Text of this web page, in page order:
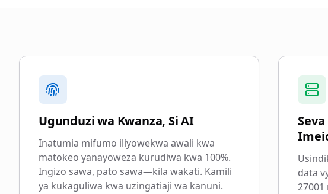
Kwa nini kuchagua blurgate.legal
Ugunduzi wa Kwanza, Si AI
Inatumia mifumo iliyowekwa awali kwa
matokeo yanayoweza kurudiwa kwa 100%.
Ingizo sawa, pato sawa—kila wakati. Kamili
ya kukaguliwa kwa uzingatiaji wa kanuni.
data